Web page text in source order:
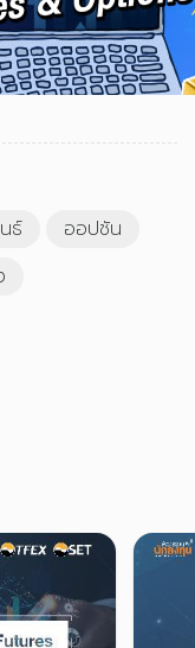
ธ์
ออปชัน